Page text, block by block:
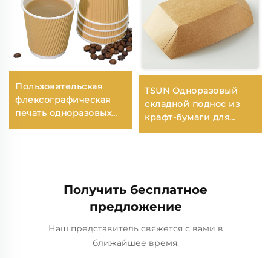
Пользовательская
флексографическая
печать одноразовых
двустенных
продовольственного
TSUN Одноразовый
складной поднос из
крафт-бумаги для
барбекю, картофеля
покрытием.
Получить бесплатное
предложение
Наш представитель свяжется с вами в
ближайшее время.